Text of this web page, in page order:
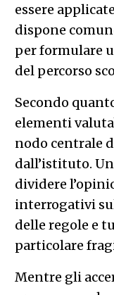
essere
dispone
per formulare
del percorso
Secondo
elementi
nodo centrale
dall’istituto.
dividere
interrogativi
delle regole e
particolare
Mentre gli